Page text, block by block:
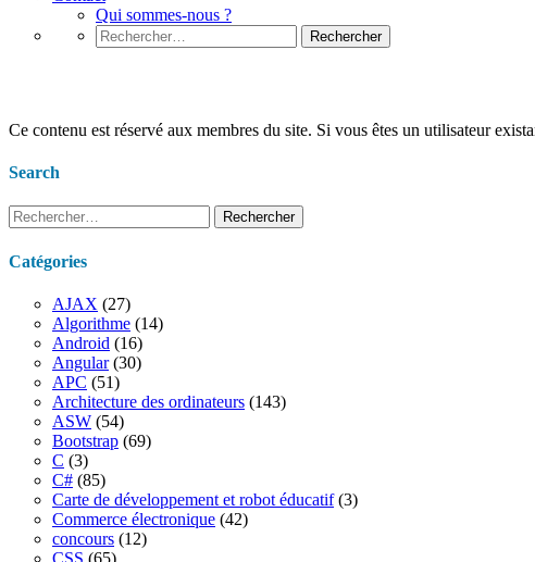
Qui sommes-nous ?
Rechercher :
Ce contenu est réservé aux membres du site. Si vous êtes un utilisateur
Search
Rechercher :
Catégories
AJAX (27)
Algorithme (14)
Android (16)
Angular(30)
APC (51)
Architecture des ordinateurs (143)
ASW (54)
Bootstrap (69)
C (3)
C# (85)
Carte de développement et robot éducatif(3)
Commerce électronique (42)
concours (12)
CSS (65)